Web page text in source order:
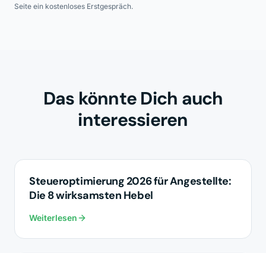
Seite ein kostenloses Erstgespräch.
Das könnte Dich auch
interessieren
STEUEROPTIMIERUNG
Steueroptimierung 2026 für Angestellte:
Die 8 wirksamsten Hebel
Weiterlesen